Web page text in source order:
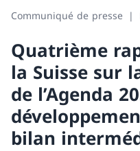
Communiqué de presse
Quatrième
la Suisse sur
de l’Agenda
bilan